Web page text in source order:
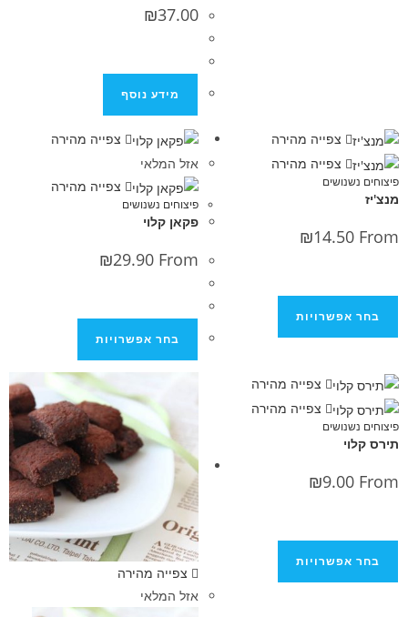
₪
מידע נוסף
צפייה מהירה
צפייה מהירה
₪
צפייה מהירה
אזל המלאי
צפייה מהירה
פיצוחים נשנושים
פקאן קלוי
₪29.90
בחר אפשרויות
צפייה מהירה
צפייה מהירה
₪
צפייה מהירה
אזל המלאי